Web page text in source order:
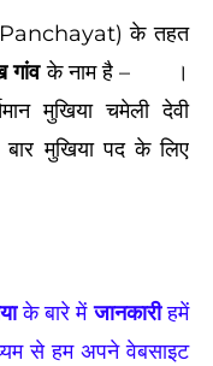
Panchayat) के तहत
गांवके नाम है –
।
मुखिया चमेली देवी
मुखिया पद के लिए
के बारे मेंजानकारीहमें
से हम अपने वेबसाइट